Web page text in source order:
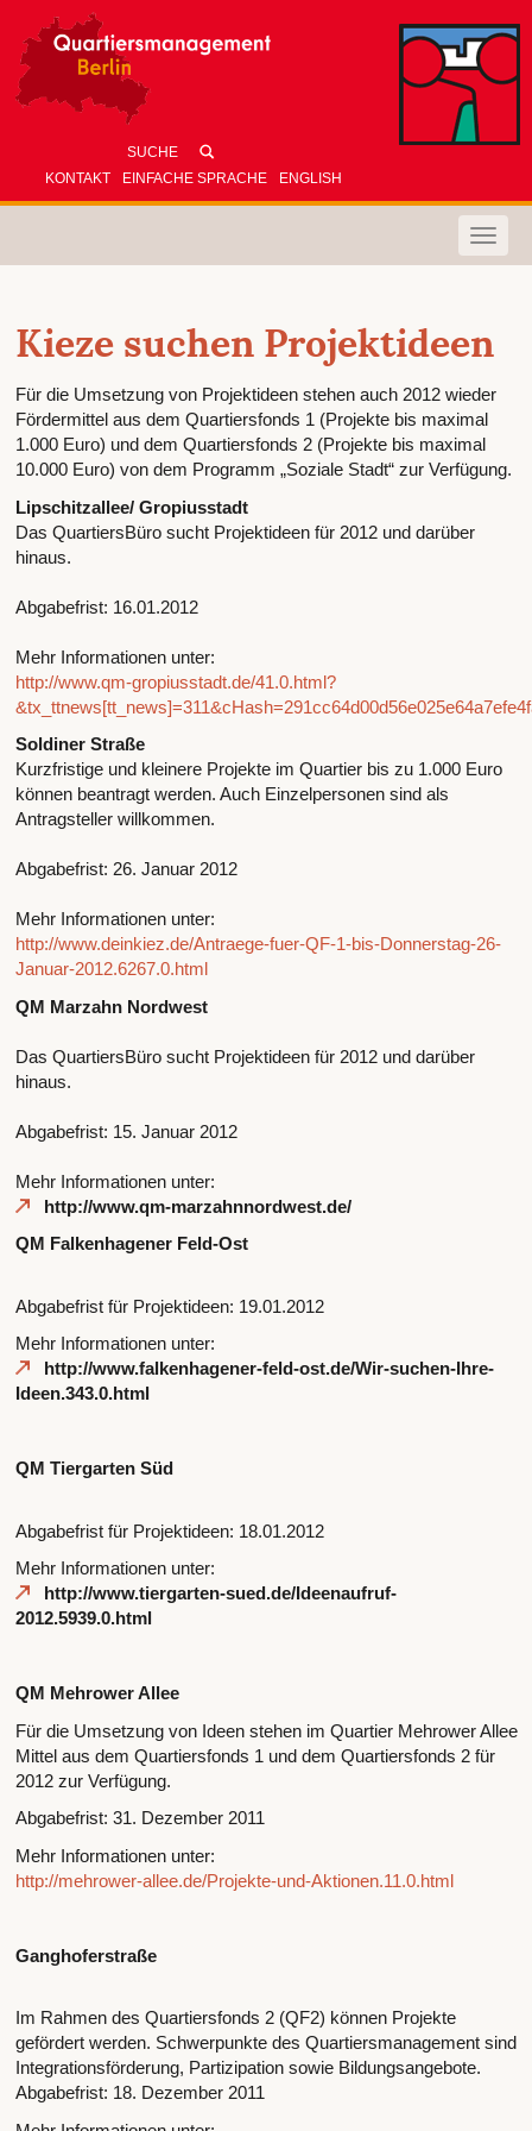
KONTAKT EINFACHE SPRACHE ENGLISH
Toggle
Kieze suchen Projektideen
Für die Umsetzung von Projektideen stehen auch 2012 wieder
Fördermittel aus dem Quartiersfonds 1 (Projekte bis maximal
1.000 Euro) und dem Quartiersfonds 2 (Projekte bis maximal
10.000 Euro) von dem Programm „Soziale Stadt“ zur Verfügung.
Lipschitzallee/ Gropiusstadt
Das QuartiersBüro sucht Projektideen für 2012 und darüber
hinaus.
Abgabefrist: 16.01.2012
Mehr Informationen unter:
http://www.qm-gropiusstadt.de/41.0.html?
Soldiner Straße
Kurzfristige und kleinere Projekte im Quartier bis zu 1.000 Euro
können beantragt werden. Auch Einzelpersonen sind als
Antragsteller willkommen.
Abgabefrist: 26. Januar 2012
Mehr Informationen unter:
http://www.deinkiez.de/Antraege-fuer-QF-1-bis-Donnerstag-26-
Januar-2012.6267.0.html
QM Marzahn Nordwest
Das QuartiersBüro sucht Projektideen für 2012 und darüber
hinaus.
Abgabefrist: 15. Januar 2012
Mehr Informationen unter:
http://www.qm-marzahnnordwest.de/
QM Falkenhagener Feld-Ost
Abgabefrist für Projektideen: 19.01.2012
Mehr Informationen unter:
http://www.falkenhagener-feld-ost.de/Wir-suchen-Ihre-
Ideen.343.0.html
QM Tiergarten Süd
Abgabefrist für Projektideen: 18.01.2012
Mehr Informationen unter:
http://www.tiergarten-sued.de/Ideenaufruf-
2012.5939.0.html
QM Mehrower Allee
Für die Umsetzung von Ideen stehen im Quartier Mehrower Allee
Mittel aus dem Quartiersfonds 1 und dem Quartiersfonds 2 für
2012 zur Verfügung.
Abgabefrist: 31. Dezember 2011
Mehr Informationen unter:
http://mehrower-allee.de/Projekte-und-Aktionen.11.0.html
Ganghoferstraße
Im Rahmen des Quartiersfonds 2 (QF2) können Projekte
gefördert werden. Schwerpunkte des Quartiersmanagement sind
Integrationsförderung, Partizipation sowie Bildungsangebote.
Abgabefrist: 18. Dezember 2011